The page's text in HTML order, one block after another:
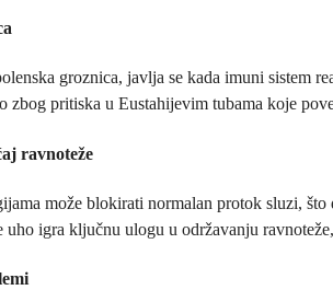
groznica, javlja se kada imuni sistem
zbog pritiska u Eustahijevim tubama koje
ravnoteže
može blokirati normalan protok sluzi,
uho igra ključnu ulogu u održavanju